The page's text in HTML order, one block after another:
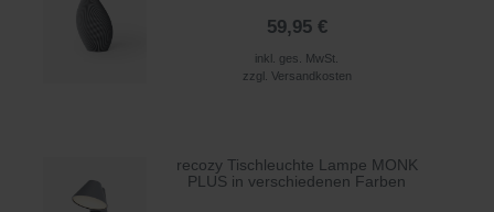
59,95 €
inkl. ges. MwSt.
zzgl. Versandkosten
recozy Tischleuchte Lampe MONK
PLUS in verschiedenen Farben